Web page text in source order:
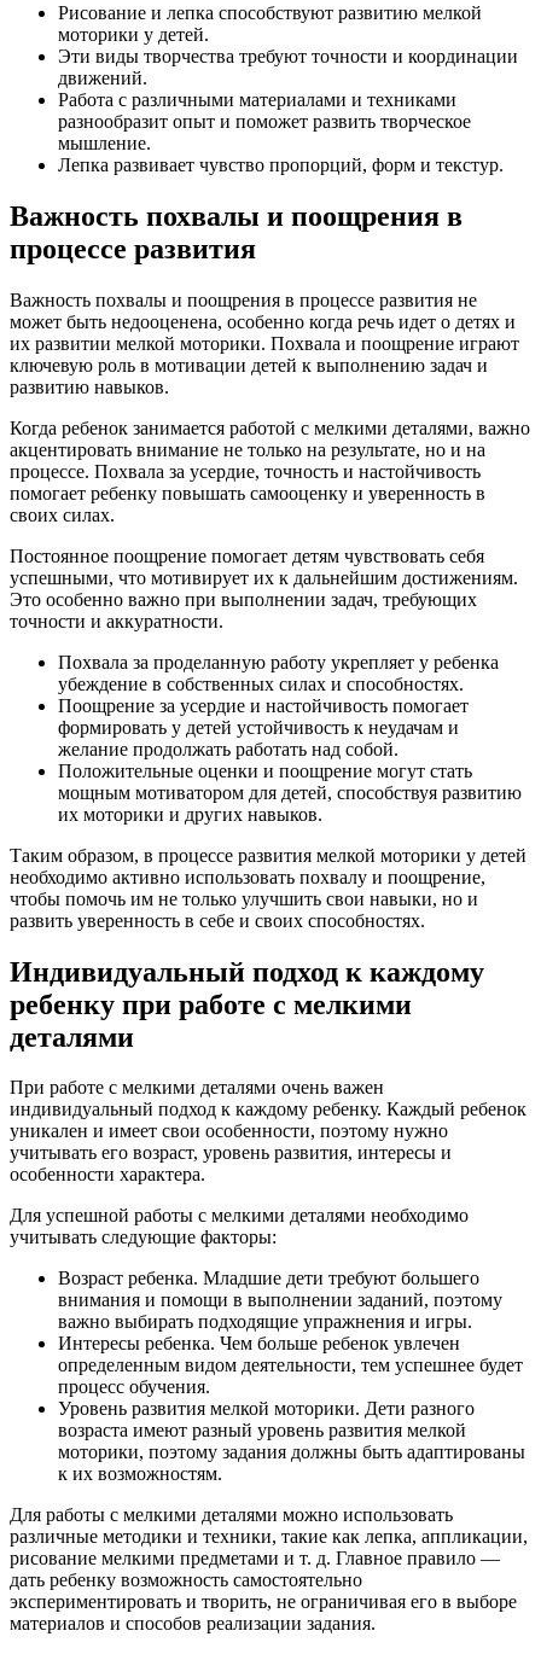
Рисование и лепка способствуют развитию мелкой
моторики у детей.
Эти виды творчества требуют точности и координации
движений.
Работа с различными материалами и техниками
разнообразит опыт и поможет развить творческое
мышление.
Лепка развивает чувство пропорций, форм и текстур.
Важность похвалы и поощрения в
процессе развития
Важность похвалы и поощрения в процессе развития не
может быть недооценена, особенно когда речь идет о детях и
их развитии мелкой моторики. Похвала и поощрение играют
ключевую роль в мотивации детей к выполнению задач и
развитию навыков.
Когда ребенок занимается работой с мелкими деталями, важно
акцентировать внимание не только на результате, но и на
процессе. Похвала за усердие, точность и настойчивость
помогает ребенку повышать самооценку и уверенность в
своих силах.
Постоянное поощрение помогает детям чувствовать себя
успешными, что мотивирует их к дальнейшим достижениям.
Это особенно важно при выполнении задач, требующих
точности и аккуратности.
Похвала за проделанную работу укрепляет у ребенка
убеждение в собственных силах и способностях.
Поощрение за усердие и настойчивость помогает
формировать у детей устойчивость к неудачам и
желание продолжать работать над собой.
Положительные оценки и поощрение могут стать
мощным мотиватором для детей, способствуя развитию
их моторики и других навыков.
Таким образом, в процессе развития мелкой моторики у детей
необходимо активно использовать похвалу и поощрение,
чтобы помочь им не только улучшить свои навыки, но и
развить уверенность в себе и своих способностях.
Индивидуальный подход к каждому
ребенку при работе с мелкими
деталями
При работе с мелкими деталями очень важен
индивидуальный подход к каждому ребенку. Каждый ребенок
уникален и имеет свои особенности, поэтому нужно
учитывать его возраст, уровень развития, интересы и
особенности характера.
Для успешной работы с мелкими деталями необходимо
учитывать следующие факторы:
Возраст ребенка. Младшие дети требуют большего
внимания и помощи в выполнении заданий, поэтому
важно выбирать подходящие упражнения и игры.
Интересы ребенка. Чем больше ребенок увлечен
определенным видом деятельности, тем успешнее будет
процесс обучения.
Уровень развития мелкой моторики. Дети разного
возраста имеют разный уровень развития мелкой
моторики, поэтому задания должны быть адаптированы
к их возможностям.
Для работы с мелкими деталями можно использовать
различные методики и техники, такие как лепка, аппликации,
рисование мелкими предметами и т. д. Главное правило —
дать ребенку возможность самостоятельно
экспериментировать и творить, не ограничивая его в выборе
материалов и способов реализации задания.